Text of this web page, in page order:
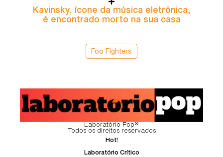
Kavinsky, ícone da música eletrônica,
é encontrado morto na sua casa
Foo Fighters
Laboratório Pop®
Todos os direitos reservados
Hot!
Laboratório Crítico